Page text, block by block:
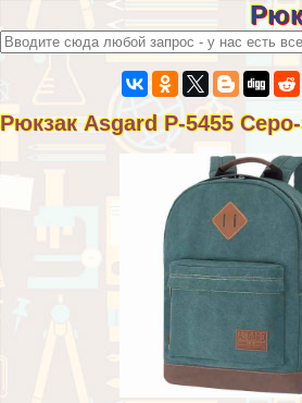
Рюкзак Asgard Р-5455